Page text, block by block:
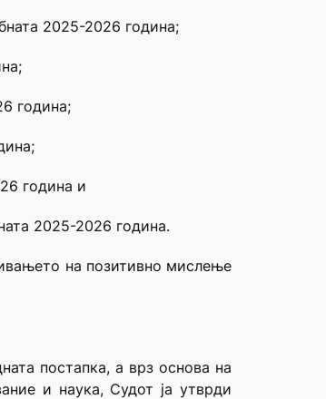
2025-2026 година;
година;
година и
2025-2026 година.
на позитивно мислење
постапка, а врз основа на
и наука, Судот ја утврди